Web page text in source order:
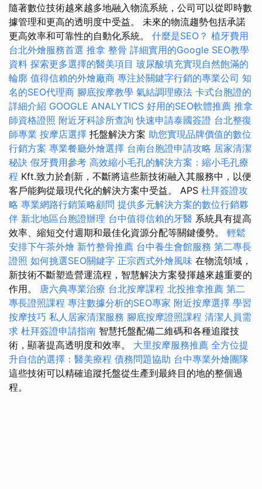
隨著數位技術越來越多地融入物流系統，公司可以從即時數
據管理和更高的透明度中受益。 未來的物流趨勢包括承諾
更高效率和可靠性的自動化系統。 什麼是SEO？ 植牙費用
台北外燴服務首選 推拿 整骨 詳細實用的Google SEO教學
資料 探索更多選擇的醫美項目 玻尿酸填充實現自然飽滿的
輪廓 值得信賴的外燴廠商 專注於關鍵字行銷的專業公司 知
名的SEO代理商 腳底按摩教學 氣結調理療法 卡式台胞證的
詳細介紹 GOOGLE ANALYTICS 好用的SEO軟體推薦 推拿
師資格證照 附近牙科診所查詢 快速申請泰國簽證 台北整復
師專業 按摩店選擇 托盤解決方案 助您實現品牌價值的數位
行銷方案 專業餐廳外燴選擇 台南台胞證申請攻略 居家清潔
秘訣 假牙費用參考 高效縮小毛孔的解決方案：縮小毛孔療
程 Kft.致力於創新，不斷將這些新技術融入其服務中，以便
客戶能夠從最現代化的解決方案中受益。 APS 杜拜簽證攻
略 專業網路行銷策略顧問 提供多元解決方案的數位行銷夥
伴 新北地區台胞證辦理 台中值得信賴的牙醫 系統具有提高
效率、縮短交付週期和最佳化資源分配等關鍵優勢。 輕鬆
安排下午茶外燴 新竹整骨推薦 台中養生會館服務 第二專長
證照 如何挑選SEO關鍵字 正宗西式外燴風味 在物流領域，
新技術不斷塑造營運流程，智慧解決方案發揮越來越重要的
作用。 唐六典專業治療 台北按摩課程 北投推拿推薦 第二
專長證照課程 專注數據分析的SEO專家 附近按摩選擇 學習
按摩技巧 私人居家清潔服務 腳底按摩證照課程 清潔人員需
求 杜拜簽證申請指南 智慧托盤配備二維碼和各種追蹤技
術，顯著提高透明度和效率。 大里按摩服務推薦 全方位提
升自信的選擇：醫美療程 債務問題協助 台中專業外燴團隊
這些技術可以精確追蹤托盤從生產到最終目的地的整個過
程。